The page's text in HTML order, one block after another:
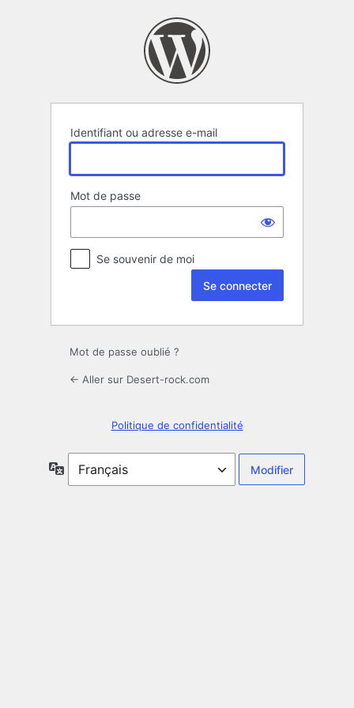
Identifiant ou adresse e-mail
Mot de passe
Se souvenir de moi
Mot de passe oublié ?
← Aller sur Desert-rock.com
Politique de confidentialité
Langue